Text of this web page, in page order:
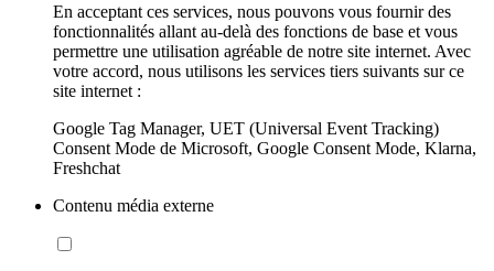
En acceptant ces services, nous pouvons vous fournir des
fonctionnalités allant au-delà des fonctions de base et vous
permettre une utilisation agréable de notre site internet. Avec
votre accord, nous utilisons les services tiers suivants sur ce
site internet :
Google Tag Manager, UET (Universal Event Tracking)
Consent Mode de Microsoft, Google Consent Mode, Klarna,
Freshchat
Contenu média externe